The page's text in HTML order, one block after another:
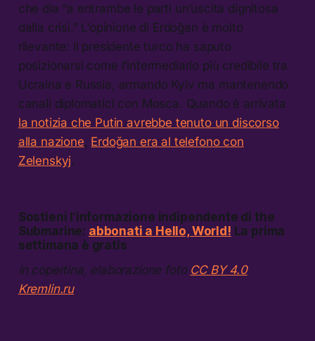
che dia “a entrambe le parti un’uscita dignitosa
dalla crisi.” L’opinione di Erdoğan è molto
rilevante: il presidente turco ha saputo
posizionarsi come l’intermediario più credibile tra
Ucraina e Russia, armando Kyiv ma mantenendo
canali diplomatici con Mosca. Quando è arrivata
la notizia che Putin avrebbe tenuto un discorso
alla nazione Erdoğan era al telefono con
Zelenskyj.
Sostieni l’informazione indipendente di the
Submarine: abbonati a Hello, World! La prima
settimana è gratis
in copertina, elaborazione foto CC BY 4.0
Kremlin.ru